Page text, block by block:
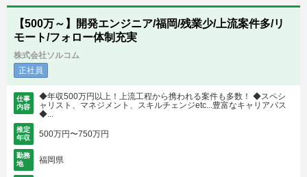
【500万～】開発エンジニア/福岡/残業少/上流案件多/リ
モート/フォロー体制充実
株式会社ソルコム
正社員
仕事
内容
◆年収500万円以上！上流工程から携われる案件も多数！ ◆スペシ
ャリスト、マネジメント、スキルチェンジetc...豊富なキャリアパス
◆...
推定
年収
500万円〜750万円
勤務
地
福岡県